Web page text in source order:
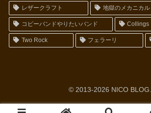
レザークラフト 地獄のメカニカ
コピーバンドやりたいバンド Collings
Two Rock フェラーリ
© 2013-2026 NICO BLOG.